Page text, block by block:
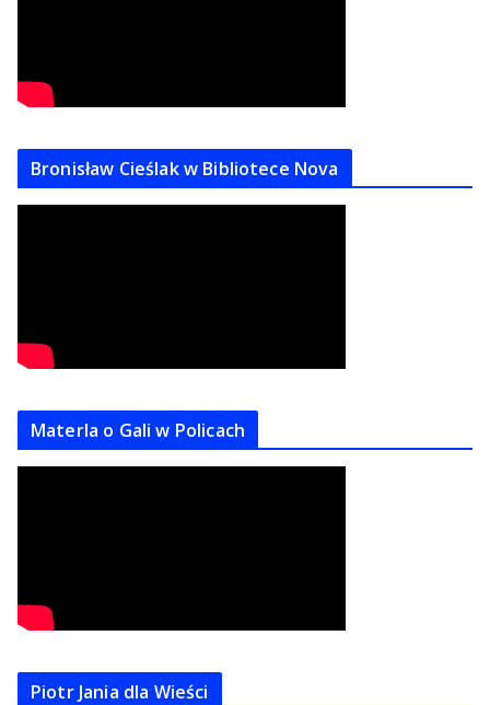
Bronisław Cieślak w Bibliotece Nova
Materla o Gali w Policach
Piotr Jania dla Wieści